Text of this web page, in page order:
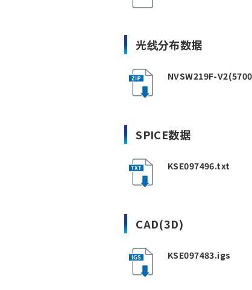
光线分布数据
NVSW219F-
SPICE数据
KSE097496.txt
CAD(3D)
KSE097483.igs